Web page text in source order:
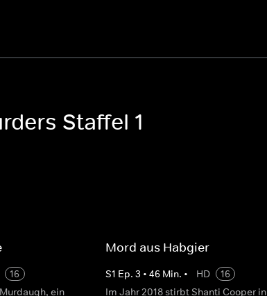
Staffel 1
16
ein
Mord aus Habgier
S1 Ep. 3 • 46Min. • HD
16
Im Jahr 2018 stirbt Shanti Cooper in